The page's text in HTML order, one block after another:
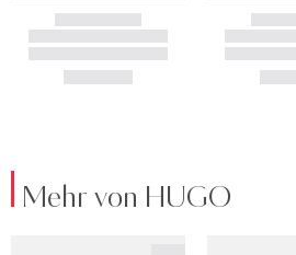
Mehr von HUGO